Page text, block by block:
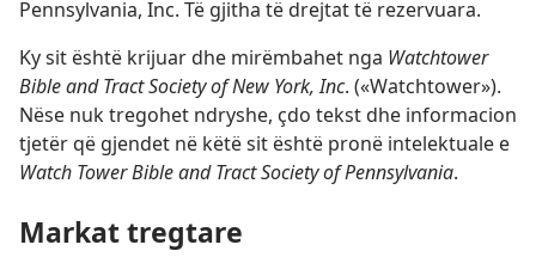
Pennsylvania, Inc. Të gjitha të drejtat të rezervuara.
Ky sit është krijuar dhe mirëmbahet nga Watchtower
Bible and Tract Society of New York, Inc. («Watchtower»).
Nëse nuk tregohet ndryshe, çdo tekst dhe informacion
tjetër që gjendet në këtë sit është pronë intelektuale e
Watch Tower Bible and Tract Society of Pennsylvania.
Markat tregtare